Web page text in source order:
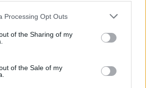
website/app uses one or more Google
or usage behaviour. You may click to
to Google and its third-party tags to
specified purposes in below Google
Processing Opt Outs
of the Sharing of my
of the Sale of my